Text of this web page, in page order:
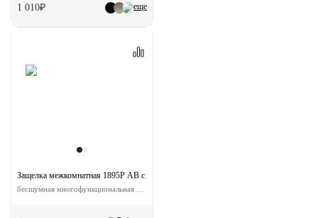
еще
1 010₽
Защелка межкомнатная 1895P AB с ответной планкой